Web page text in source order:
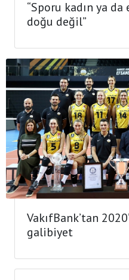
“Sporu kadın ya
doğu değil”
VakıfBank’tan
galibiyet